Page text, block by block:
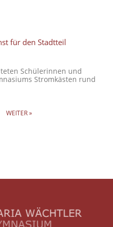
für den Stadtteil
Schülerinnen und
Stromkästen rund
WEITER »